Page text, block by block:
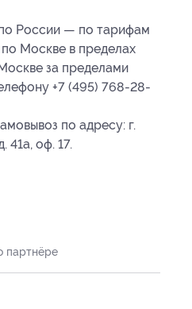
России — по тарифам
Москве в пределах
за пределами
+7 (495) 768-28-
по адресу: г.
41а, оф. 17.
партнёре